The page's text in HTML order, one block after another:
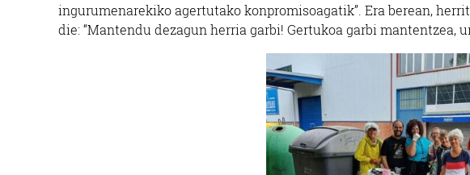
ingurumenarekiko agertutako konpromisoagatik”. Era berean,
die: “Mantendu dezagun herria garbi! Gertukoa garbi mantentzea,